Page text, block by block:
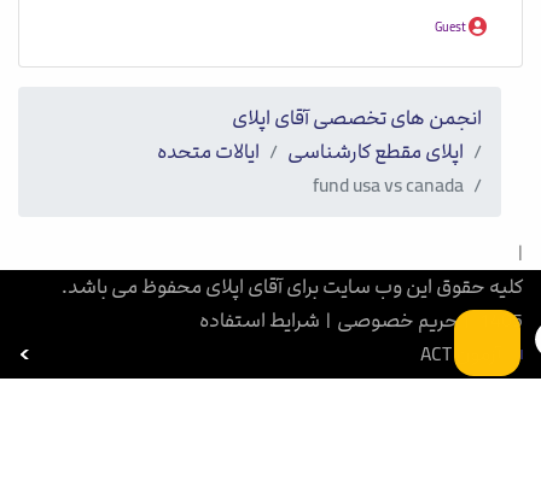
انجمن های تخصصی آقای اپلای
اپلای مقطع کارشناسی
ایالات متحده
fund usa vs canada
|
کلیه حقوق این وب سایت برای آقای اپلای محفوظ می باشد.
1405
| حریم خصوصی | شرایط استفاده
آزمون ACT
بورسیه تحصیلی